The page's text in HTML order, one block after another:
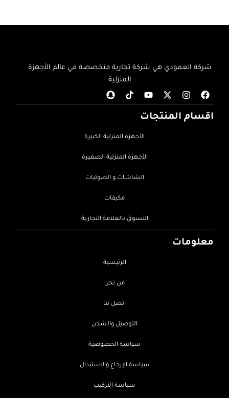
شركة العمودي هي شركة تجارية متخصصة في عالم الأجهزة
المنزلية
اقسام المنتجات
الأجهزة المنزلية الكبيرة
الأجهزة المنزلية الصغيرة
الشاشات و الصوتيات
مكيفات
التسوق بالعلامة التجارية
معلومات
الرئيسية
من نحن
اتصل بنا
التوصيل والشحن
سياسة الخصوصية
سياسة الإرجاع والاستبدال
سياسة التركيب